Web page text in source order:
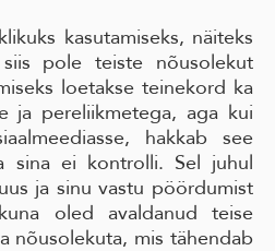
kasutamiseks, näiteks
siis pole teiste nõusolekut
loetakse teinekord ka
ja pereliikmetega, aga kui
hakkab see
sina ei kontrolli. Sel juhul
ja sinu vastu pöördumist
oled avaldanud teise
nõusolekuta, mis tähendab